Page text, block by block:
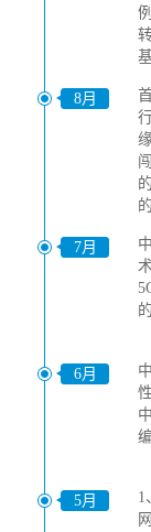
8月
7月
6月
5月
1